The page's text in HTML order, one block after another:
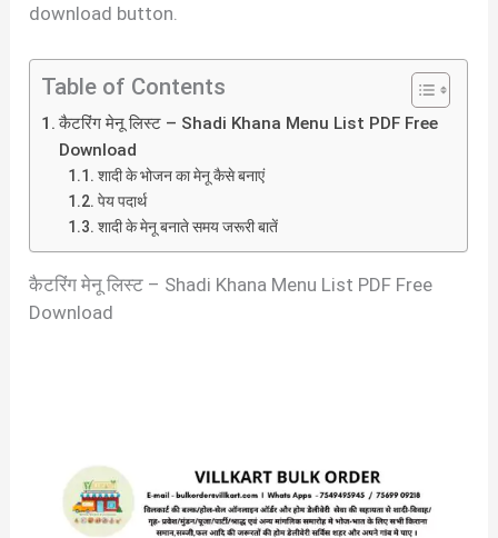
download button.
Table of Contents
कैटरिंग मेनू लिस्ट – Shadi Khana Menu List PDF Free
Download
शादी के भोजन का मेनू कैसे बनाएं
पेय पदार्थ
शादी के मेनू बनाते समय जरूरी बातें
कैटरिंग मेनू लिस्ट – Shadi Khana Menu List PDF Free
Download